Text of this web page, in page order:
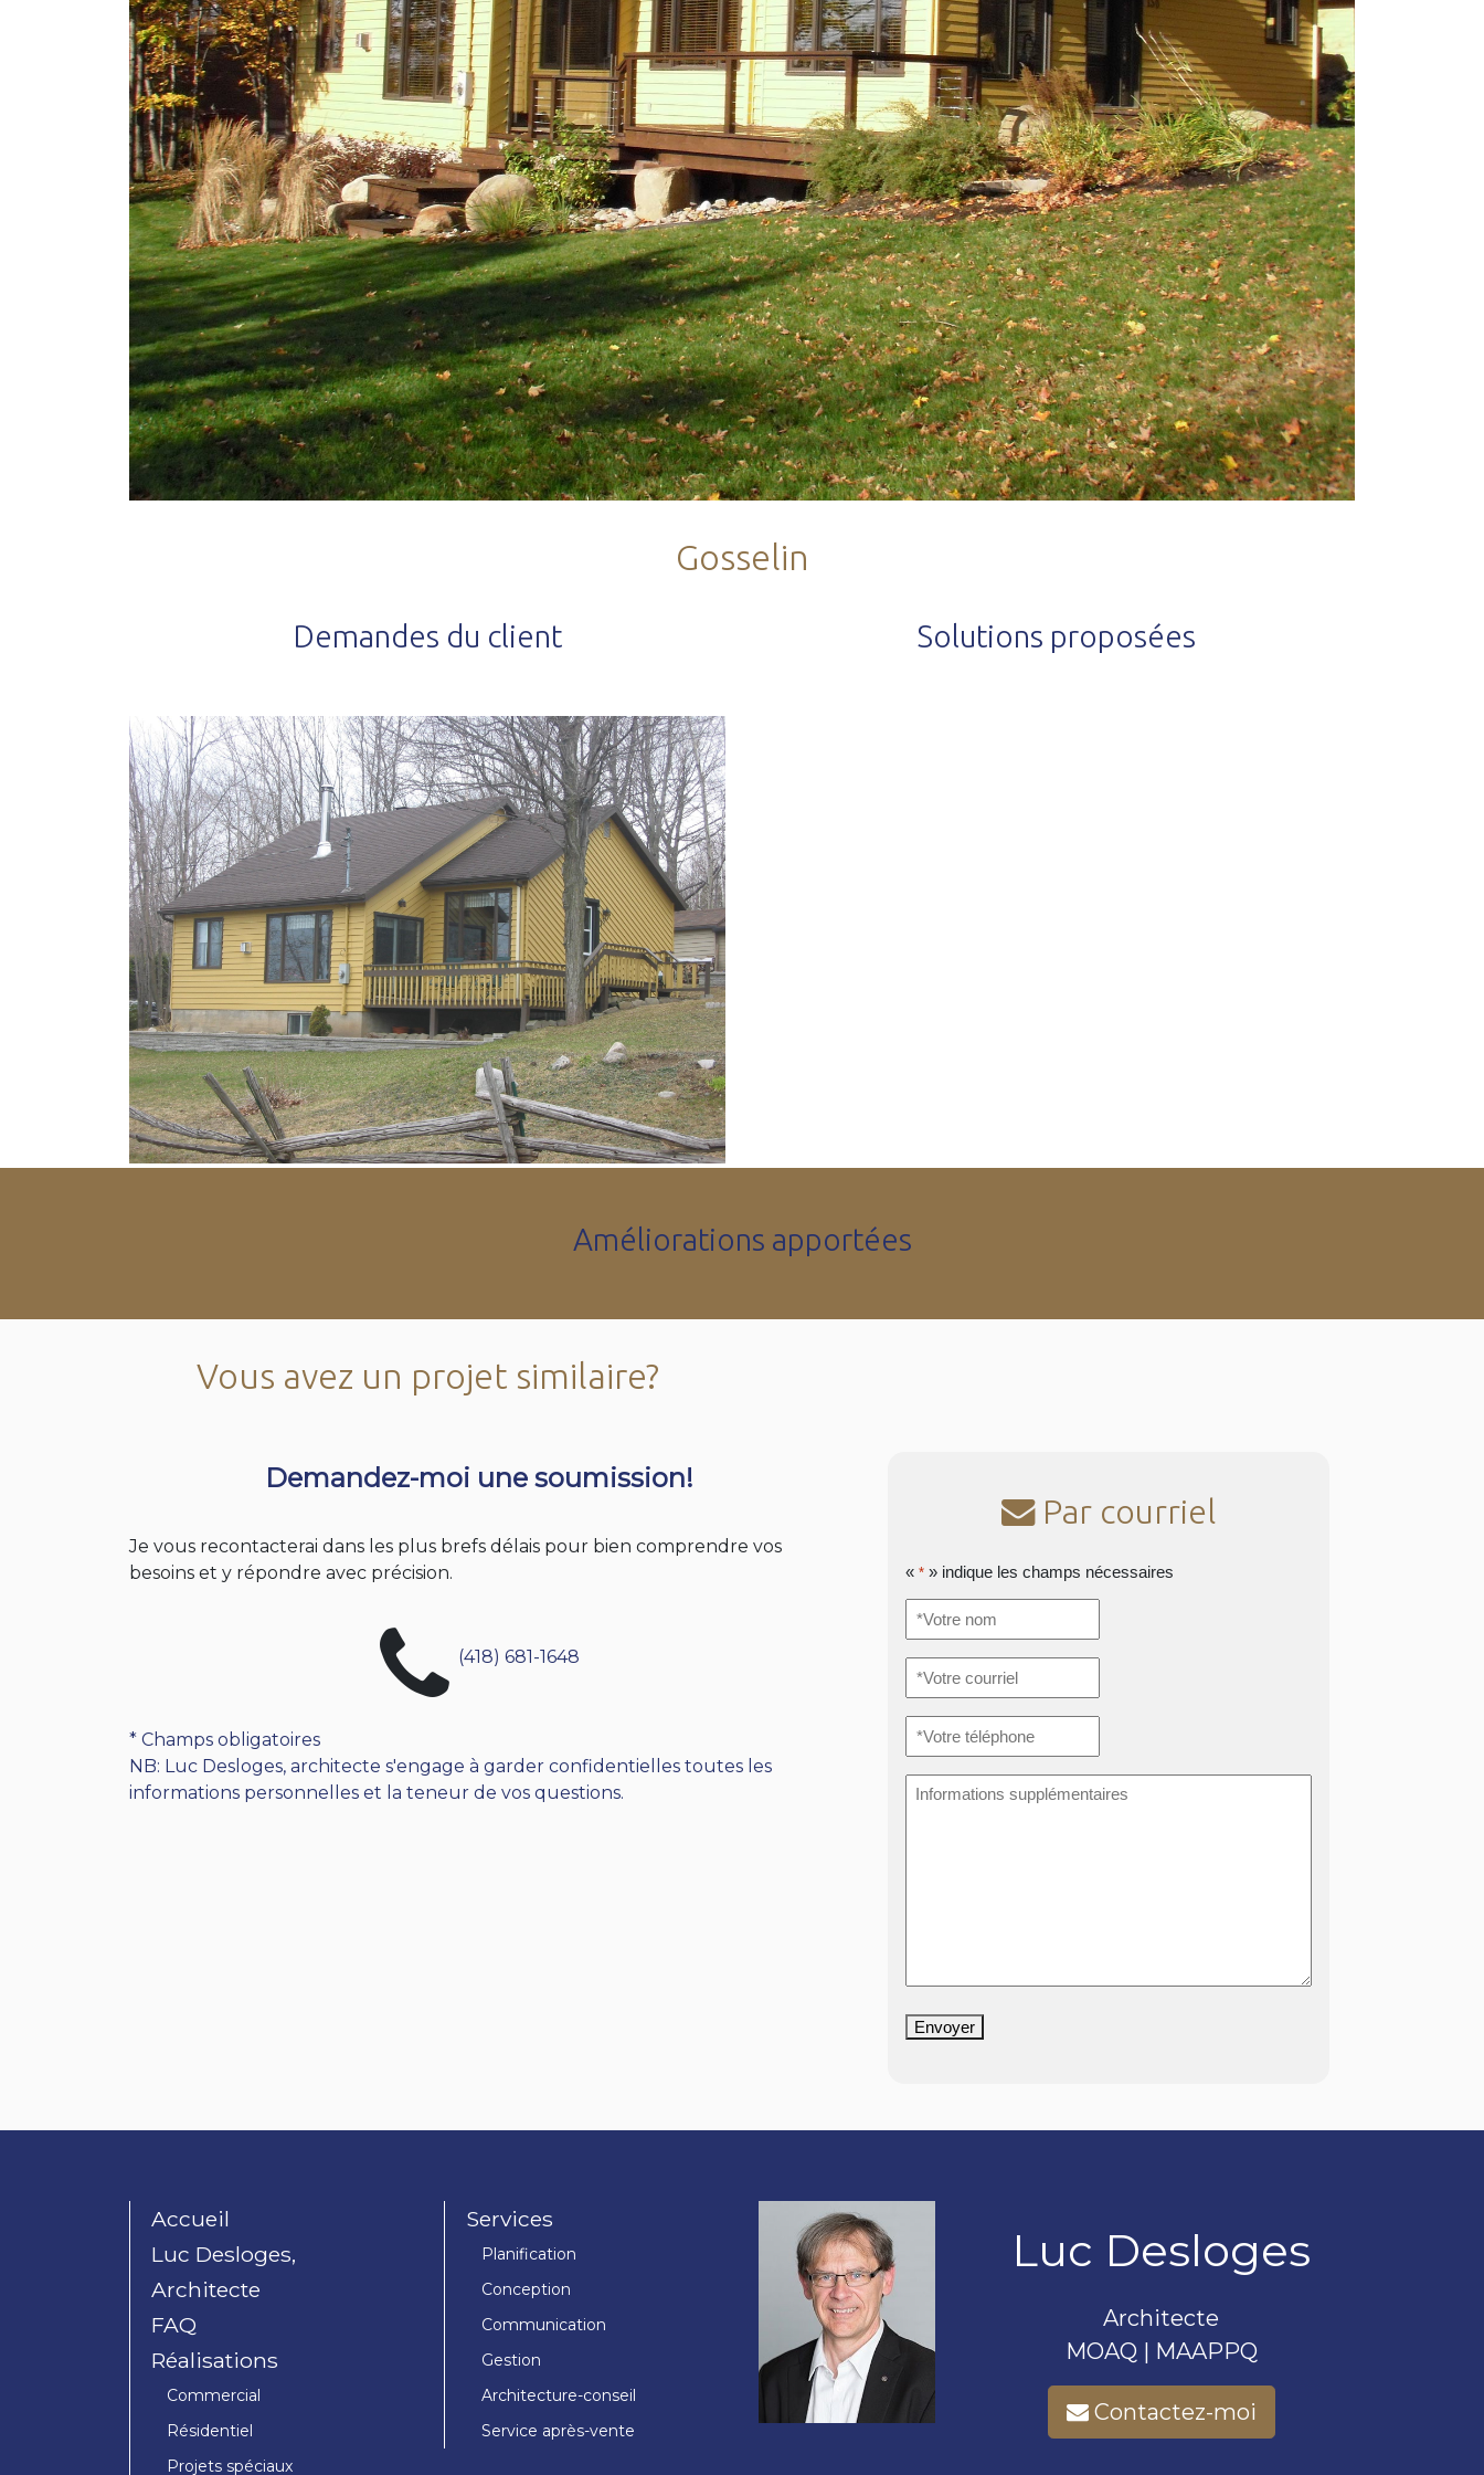
Gosselin
Demandes du client Solutions proposées
Améliorations apportées
Vous avez un projet similaire?
Demandez-moi une soumission!
Je vous recontacterai dans les plus brefs délais pour bien comprendre vos
besoins et y répondre avec précision.
(418) 681-1648
* Champs obligatoires
NB: Luc Desloges, architecte s'engage à garder confidentielles toutes les
informations personnelles et la teneur de vos questions.
Par courriel
«* » indique les champs nécessaires
nom*
courriel*
téléphone*
supplémentaires
Envoyer
Accueil
Luc Desloges,
Architecte
FAQ
Réalisations
Commercial
Résidentiel
Projets spéciaux
Services
Planification
Conception
Communication
Gestion
Architecture-conseil
Service après-vente
Luc Desloges
Architecte
MOAQ | MAAPPQ
Contactez-moi